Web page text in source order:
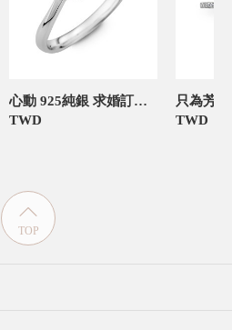
心動 925純銀 求婚訂婚戒
TWD
TWD
TOP